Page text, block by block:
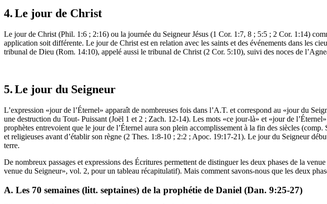
4.Le jour de Christ
Le jour de Christ (Phil. 1:6 ; 2:16) ou la journée du Seigneur Jésus (1 Cor. 1:7, 8 ; 5:5 ; 2 Cor. 1:14)
application soit différente. Le jour de Christ est en relation avec les saints et des événements dans les
tribunal de Dieu (Rom. 14:10), appelé aussi le tribunal de Christ (2 Cor. 5:10), suivi des noces de
5.Le jour du Seigneur
L’expression «jour de l’Éternel» apparaît de nombreuses fois dans l’A.T. et correspond au «jour du
une destruction du Tout- Puissant (Joël 1 et 2 ; Zach. 12-14). Les mots «ce jour-là» et «jour de
prophètes entrevoient que le jour de l’Éternel aura son plein accomplissement à la fin des siècles
et religieuses avant d’établir son règne (2 Thes. 1:8-10 ; 2:2 ; Apoc. 19:17-21). Le jour du Seigneur
terre.
De nombreux passages et expressions des Écritures permettent de distinguer les deux phases de la
venue du Seigneur», vol. 2, pour un tableau récapitulatif). Mais comment savons-nous que les deux
A. Les 70 semaines (litt. septaines) de la prophétie de Daniel (Dan. 9:25-27)